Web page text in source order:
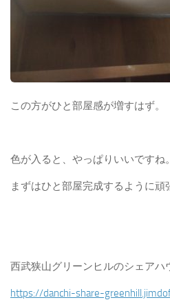
この方がひと部屋感が増すはず。
色が入ると、やっぱりいいですね。
まずはひと部屋完成するように頑
西武狭山グリーンヒルのシェアハ
https://danchi-share-